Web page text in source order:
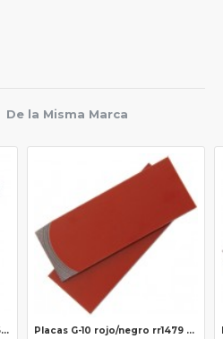
De la Misma Marca
Placa Micarta Negra 120x40x6 mm. 8120 Placas G-10 rojo/negro rr1479 2 unidades